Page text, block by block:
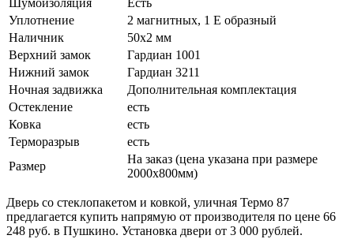
Шумоизоляция
Есть
Уплотнение
2 магнитных, 1 Е образный
Наличник
50х2 мм
Верхний замок
Гардиан 1001
Нижний замок
Гардиан 3211
Ночная задвижка
Дополнительная комплектация
Остекление
есть
Ковка
есть
Терморазрыв
есть
Размер
На заказ (цена указана при размере
2000х800мм)
Дверь со стеклопакетом и ковкой, уличная Термо 87
предлагается купить напрямую от производителя по цене 66
248 руб. в Пушкино. Установка двери от 3 000 рублей.